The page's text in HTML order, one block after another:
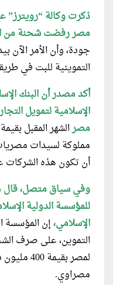
ذكرت وكالة
مصر رفضت شحنة من
جودة، وأن الأمر الآن
التموينية للبت في
أكد مصدر أن البنك
الإسلامية لتمويل
مصر
مملوكة لسيدات
أن تكون هذه الشركات
وفي سياق متصل، قال
للمؤسسة الدولية
الإسلامي،إن المؤسسة
التموين، على صرف
لمصر
مصراوي.